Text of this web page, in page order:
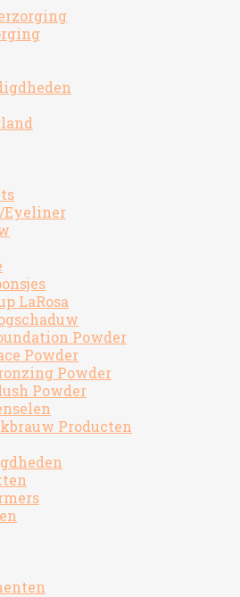
Eyeliner
LaRosa
Powder
Powder
Powder
Powder
Producten